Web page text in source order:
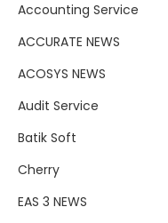
Accounting Service
ACCURATE NEWS
ACOSYS NEWS
Audit Service
Batik Soft
Cherry
EAS 3 NEWS